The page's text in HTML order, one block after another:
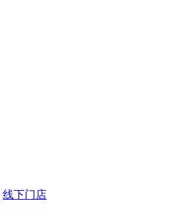
线下门店